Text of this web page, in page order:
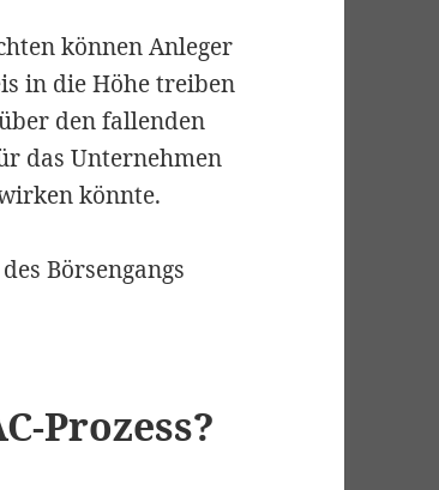
können Anleger
in die Höhe treiben
den fallenden
das Unternehmen
könnte.
Börsengangs
Prozess?